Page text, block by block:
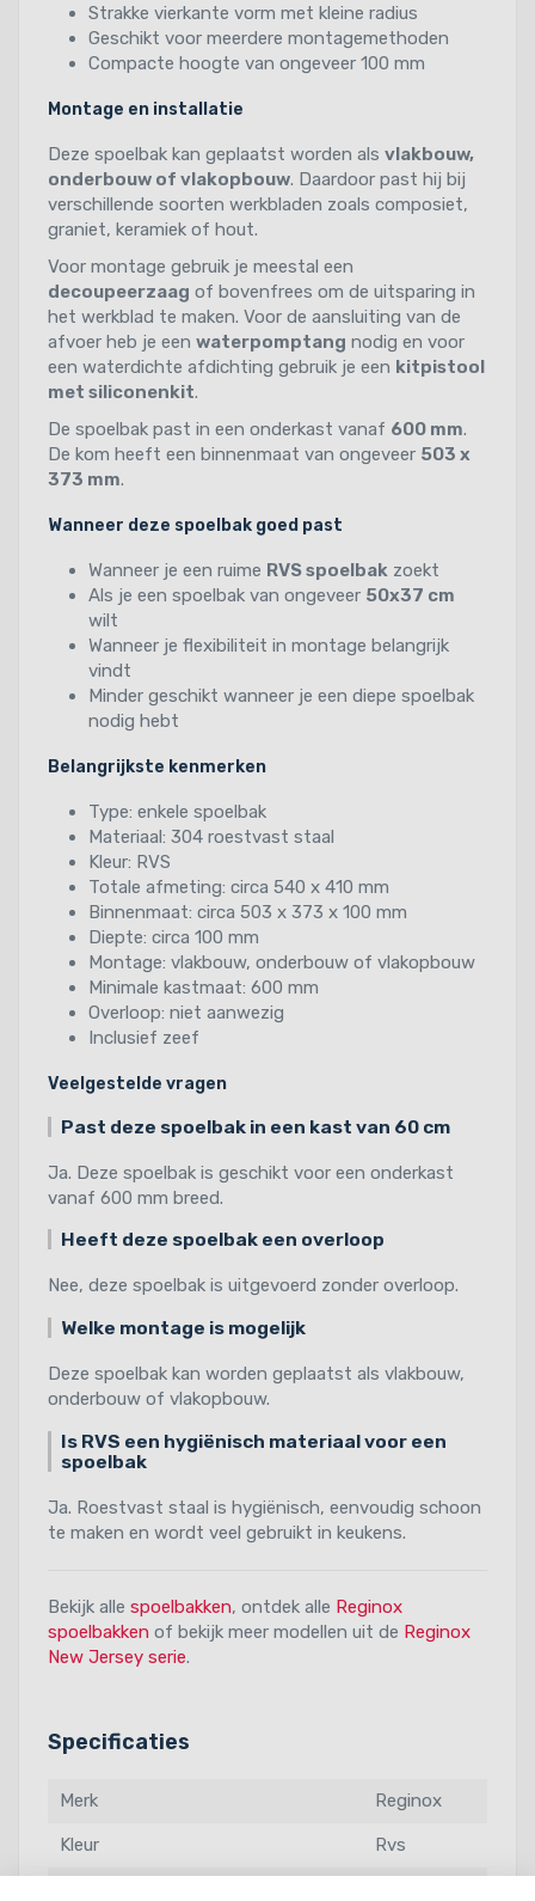
Strakke vierkante vorm met kleine radius
Geschikt voor meerdere montagemethoden
Compacte hoogte van ongeveer 100 mm
Montage en installatie
Deze spoelbak kan geplaatst worden als vlakbouw,
onderbouw of vlakopbouw. Daardoor past hij bij
verschillende soorten werkbladen zoals composiet,
graniet, keramiek of hout.
Voor montage gebruik je meestal een
decoupeerzaag of bovenfrees om de uitsparing in
het werkblad te maken. Voor de aansluiting van de
afvoer heb je een waterpomptang nodig en voor
een waterdichte afdichting gebruik je een kitpistool
met siliconenkit.
De spoelbak past in een onderkast vanaf 600 mm.
De kom heeft een binnenmaat van ongeveer 503 x
373 mm.
Wanneer deze spoelbak goed past
Wanneer je een ruime RVS spoelbak zoekt
Als je een spoelbak van ongeveer 50x37 cm
wilt
Wanneer je flexibiliteit in montage belangrijk
vindt
Minder geschikt wanneer je een diepe spoelbak
nodig hebt
Belangrijkste kenmerken
Type: enkele spoelbak
Materiaal: 304 roestvast staal
Kleur: RVS
Totale afmeting: circa 540 x 410 mm
Binnenmaat: circa 503 x 373 x 100 mm
Diepte: circa 100 mm
Montage: vlakbouw, onderbouw of vlakopbouw
Minimale kastmaat: 600 mm
Overloop: niet aanwezig
Inclusief zeef
Veelgestelde vragen
Past deze spoelbak in een kast van 60 cm
Ja. Deze spoelbak is geschikt voor een onderkast
vanaf 600 mm breed.
Heeft deze spoelbak een overloop
Nee, deze spoelbak is uitgevoerd zonder overloop.
Welke montage is mogelijk
Deze spoelbak kan worden geplaatst als vlakbouw,
onderbouw of vlakopbouw.
Is RVS een hygiënisch materiaal voor een
spoelbak
Ja. Roestvast staal is hygiënisch, eenvoudig schoon
te maken en wordt veel gebruikt in keukens.
Bekijk alle spoelbakken, ontdek alle Reginox
spoelbakken of bekijk meer modellen uit de Reginox
New Jersey serie.
Specificaties
Merk Reginox
Kleur Rvs